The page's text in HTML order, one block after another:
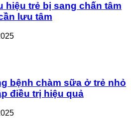
hiệu trẻ bị sang chấn tâm
lưu tâm
bệnh chàm sữa ở trẻ nhỏ
điều trị hiệu quả